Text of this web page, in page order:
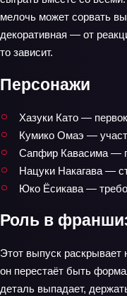
мелочь может сорвать
декоративная — от
то зависит.
Персонажи
Хазуки Като —
Кумико Омаэ —
Сапфир Кавасима —
Нацуки Накагава —
Юко Ёсикава —
Роль в
Этот выпуск раскрывает
он перестаёт быть
деталь выпадает,